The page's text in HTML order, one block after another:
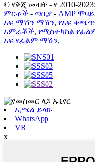
© የቅጂ መብት - የ 2010-
ምርቶች - ጣቢያ - AMP
አፍ ማሽን ማሽን, የአፍ
አምራቾች, የሚስተካከል
አፍ የፊልም ማሽን,
ኢሜል ይላኩ
WhatsApp
VR
x